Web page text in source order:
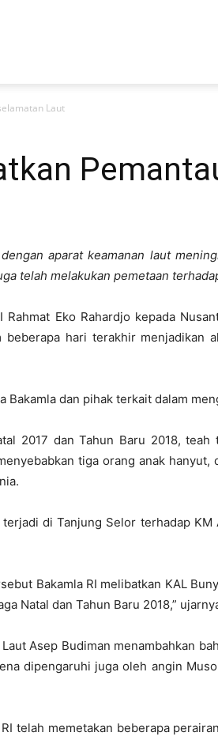
Laut
aparat keamanan laut
telah melakukan pemetaan
Eko Rahardjo kepada
hari terakhir menjadikan
Bakamla dan pihak terkait dalam
2017 dan Tahun Baru 2018,
tiga orang anak
di Tanjung Selor terhadap
Bakamla RI melibatkan KAL
Natal dan Tahun Baru 2018,”
Asep Budiman menambahkan
dipengaruhi juga oleh angin
telah memetakan beberapa